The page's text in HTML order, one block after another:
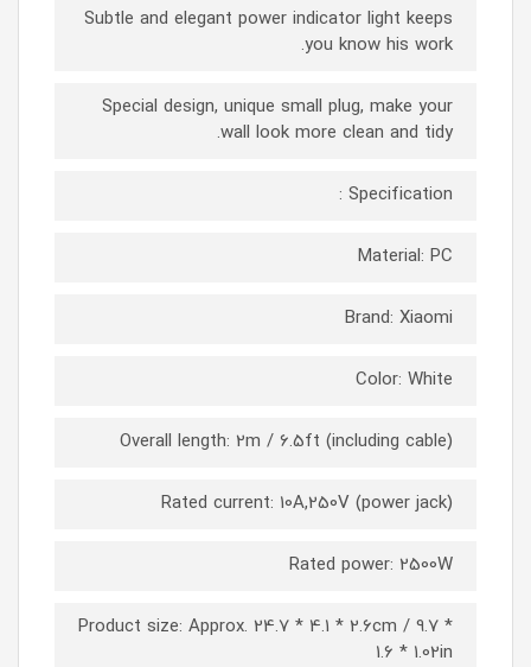
Subtle and elegant power indicator light keeps
you know his work.
Special design, unique small plug, make your
wall look more clean and tidy.
Specification :
Material: PC
Brand: Xiaomi
Color: White
Overall length: 2m / 6.5ft (including cable)
Rated current: 10A,250V (power jack)
Rated power: 2500W
Product size: Approx. 24.7 * 4.1 * 2.6cm / 9.7 *
1.6 * 1.02in